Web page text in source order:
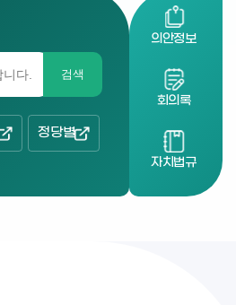
검색
정당별
의안정보
회의록
자치법규